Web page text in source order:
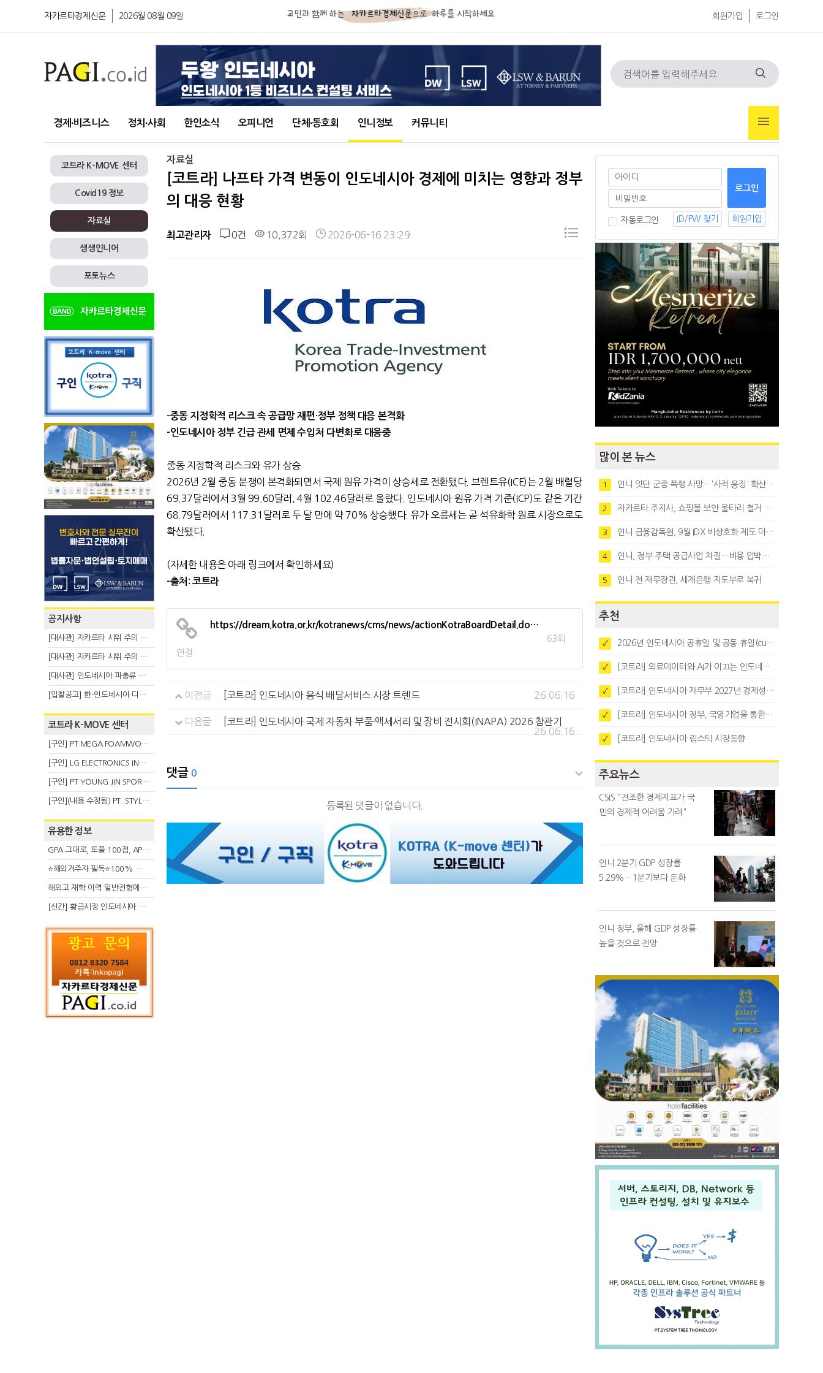
자카르타경제신문 2026월 08월 09일 회원가입 로그인
경제∙비즈니스 정치∙사회 한인소식 오피니언 단체∙동호회 인니정보 커뮤니티
코트라 K-MOVE 센터
Covid19 정보
자료실
생생인니어
포토뉴스
공지사항
[대사관] 자카르타 시위 주의 안내(8.6)
[대사관] 자카르타 시위 주의 안내(8.3)
[대사관] 인도네시아 파충류 불법 반출 주의 (7.29)
[입찰공고] 한-인도네시아 디지털융복합 탈 전시회
코트라 K-MOVE 센터
[구인] PT MEGA FOAMWORKS INDONESIA
[구인] LG ELECTRONICS INDONESIA
[구인] PT YOUNG JIN SPORT INDONESIA
[구인](내용 수정됨) PT. STYLE KOREAN INDONESIA (스타일 코리안 인도네시아)
유용한 정보
GPA 그대로, 토플 100점, AP 막막 — 원인은 하나입니다
⭐해외거주자 필독⭐100% 온라인 마지막 한국어교원 2급 추가모집 (~8/2)
해외고 재학 이력 일반전형에서 분명한 입시 강점 살리는 전략
[신간] 황금시장 인도네시아 슈퍼리치의 성공 수업
자료실
[코트라] 나프타 가격 변동이 인도네시아 경제에 미치는 영향과 정부
의 대응 현황
최고관리자 0건 10,372회 2026-06-16 23:29
-중동 지정학적 리스크 속 공급망 재편·정부 정책 대응 본격화
-인도네시아 정부 긴급 관세 면제 수입처 다변화로 대응중
중동 지정학적 리스크와 유가 상승
2026년 2월 중동 분쟁이 본격화되면서 국제 원유 가격이 상승세로 전환됐다. 브렌트유(ICE)는 2월 배럴당
69.37달러에서 3월 99.60달러, 4월 102.46달러로 올랐다. 인도네시아 원유 가격 기준(ICP)도 같은 기간
68.79달러에서 117.31달러로 두 달 만에 약 70% 상승했다. 유가 오름세는 곧 석유화학 원료 시장으로도
확산됐다.
(자세한 내용은 아래 링크에서 확인하세요)
-출처: 코트라
https://dream.kotra.or.kr/kotranews/cms/news/actionKotraBoardDetail.do…
63회
연결
이전글 [코트라] 인도네시아 음식 배달서비스 시장 트렌드 26.06.16
다음글
[코트라] 인도네시아 국제 자동차 부품·액세서리 및 장비 전시회(INAPA) 2026 참관기
26.06.16
댓글 0
등록된 댓글이 없습니다.
자동로그인 ID/PW 찾기 회원가입
많이 본 뉴스
1 인니 잇단 군중 폭행 사망…'사적 응징' 확산에 법치 우려
2 자카르타 주지사, 쇼핑몰 보안 울타리 철거 요청…"치안 문제없다"
3 인니 금융감독원, 9월 IDX 비상호화 제도 마련…주식회사 전환 본격화
4 인니, 정부 주택 공급사업 차질…비용 압박과 수요부진 탓
5 인니 전 재무장관, 세계은행 지도부로 복귀
추천
✓ 2026년 인도네시아 공휴일 및 공동 휴일(cuti bersama)
✓ [코트라] 의료데이터와 AI가 이끄는 인도네시아 디지털 헬스케어 시장 트렌드
✓ [코트라] 인도네시아 재무부 2027년 경제성장 전망 및 목표 발표
✓ [코트라] 인도네시아 정부, 국영기업을 통한 석탄·팜유·합금철 수출 중앙집중화 추진
✓ [코트라] 인도네시아 립스틱 시장동향
주요뉴스
CSIS "견조한 경제지표가 국
민의 경제적 어려움 가려"
인니 2분기 GDP 성장률
5.29%…1분기보다 둔화
인니 정부, 올해 GDP 성장률
높을 것으로 전망